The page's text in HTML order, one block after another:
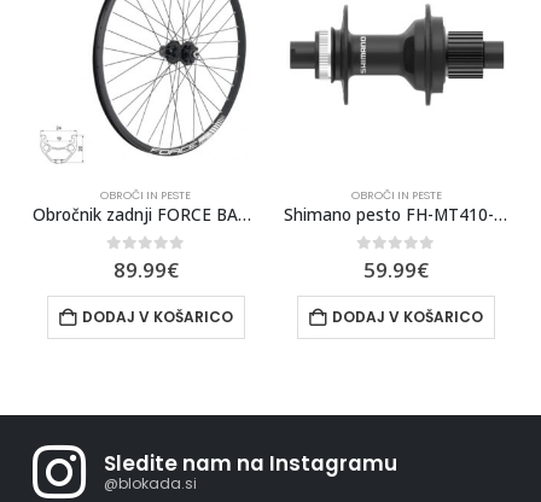
OBROČI IN PESTE
Shimano pesto FH-MT410-B 12x148mm BOOST CL 32L 12 prestav
0out of 5
59.99€
DODAJ V KOŠARICO
OBROČI IN PESTE
ZADNJI OBROČ RODI AIRLINE 28X1.75
0out of 5
64.99€
DODAJ V KOŠARICO
Sledite nam na Instagramu
@blokada.si